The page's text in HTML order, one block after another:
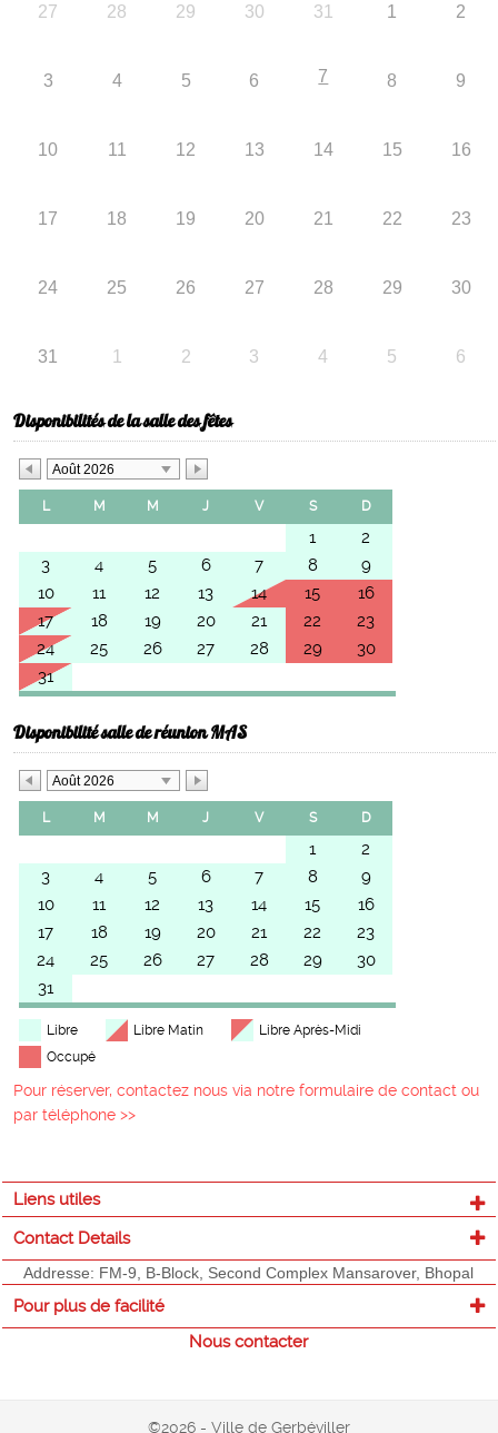
27 28 29 30 31 1 2
3 4 5 6 7 8 9
10 11 12 13 14 15 16
17 18 19 20 21 22 23
24 25 26 27 28 29 30
31 1 2 3 4 5 6
Disponibilités de la salle des fêtes
Août 2026
L M M J V S D
1
2
3
4 5 6 7 8
9
10
11 12 13 14 15
16
17
18 19 20 21 22
23
24
25 26 27 28 29
30
31
Disponibilité salle de réunion MAS
Août 2026
L M M J V S D
1
2
3
4 5 6 7 8
9
10
11 12 13 14 15
16
17
18 19 20 21 22
23
24
25 26 27 28 29
30
31
Libre Libre Matin
Libre Après-Midi
Occupé
Pour réserver, contactez nous via notre formulaire de contact ou
par téléphone >>
Liens utiles
Contact Details
Addresse: FM-9, B-Block, Second Complex Mansarover, Bhopal
Pour plus de facilité
Nous contacter
©2026 - Ville de Gerbéviller